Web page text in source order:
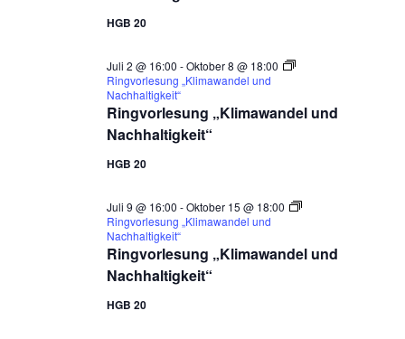
HGB 20
Ringvorlesung „Klimawandel und
Nachhaltigkeit“
Juli 2 @ 16:00 -Oktober 8 @ 18:00
Ringvorlesung „Klimawandel und
Nachhaltigkeit“
HGB 20
Ringvorlesung „Klimawandel und
Nachhaltigkeit“
Juli 9 @ 16:00 -Oktober 15 @ 18:00
Ringvorlesung „Klimawandel und
Nachhaltigkeit“
HGB 20